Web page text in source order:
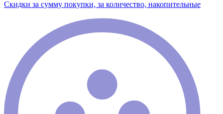
Скидки за сумму покупки, за количество, накопительные